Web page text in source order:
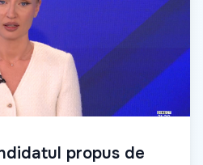
propus de